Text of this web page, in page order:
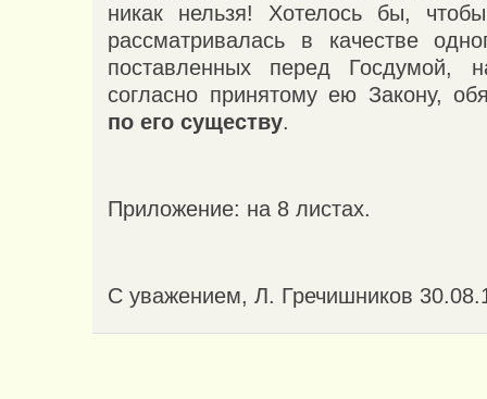
никак нельзя! Хотелось бы,
рассматривалась в качестве
поставленных перед Госдумой,
согласно принятому ею Закону,
по его существу.
Приложение: на 8 листах.
С уважением, Л. Гречишников